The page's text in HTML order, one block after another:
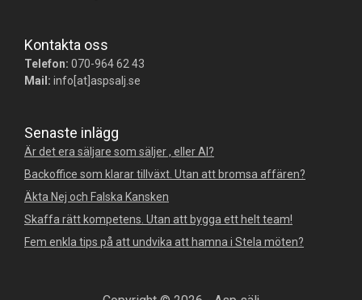
Kontakta oss
Telefon: 070-964 62 43
Mail: info[at]aspsalj.se
Senaste inlägg
Är det era säljare som säljer , eller AI?
Backoffice som klarar tillväxt. Utan att bromsa affären?
Äkta Nej och Falska Kansken
Skaffa rätt kompetens. Utan att bygga ett helt team!
Fem enkla tips på att undvika att hamna i Stela möten?